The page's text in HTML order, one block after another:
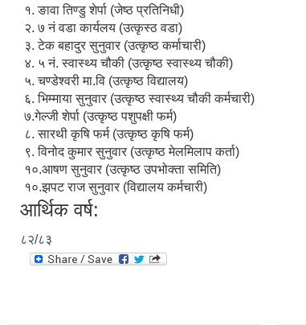
१. ङावा तिण्डु शेर्पा (जेष्ठ प्रतिनिधी)
२. ७ नं वडा कार्यलय (उत्कृस्ठ वडा)
३. टेक बहादुर सुनुवार (उत्कृष्ठ कर्माचारी)
४. ५ नं. स्वास्थ्य चौकी (उत्कृष्ठ स्वास्थ्य चौकी)
५. चण्डेश्वरी मा.वि (उत्कृष्ठ विद्यालय)
६. भिम्माया सुनुवार (उत्कृष्ठ स्वास्थ्य चौकी कर्मचारी)
७.गेल्जी शेर्पा (उत्कृष्ठ पशुपक्षी फर्म)
८. सारथी कृषि फर्म (उत्कृष्ठ कृषि फर्म)
९. विनोद कुमार सुनुवार (उत्कृष्ठ मेलमिलाप कर्ता)
१०.आषण सुनुवार (उत्कृष्ठ उपभोक्ता समिति)
१०.झपट राज सुनुवार (विद्यालय कर्मचारी)
आर्थिक वर्ष:
८२/८३